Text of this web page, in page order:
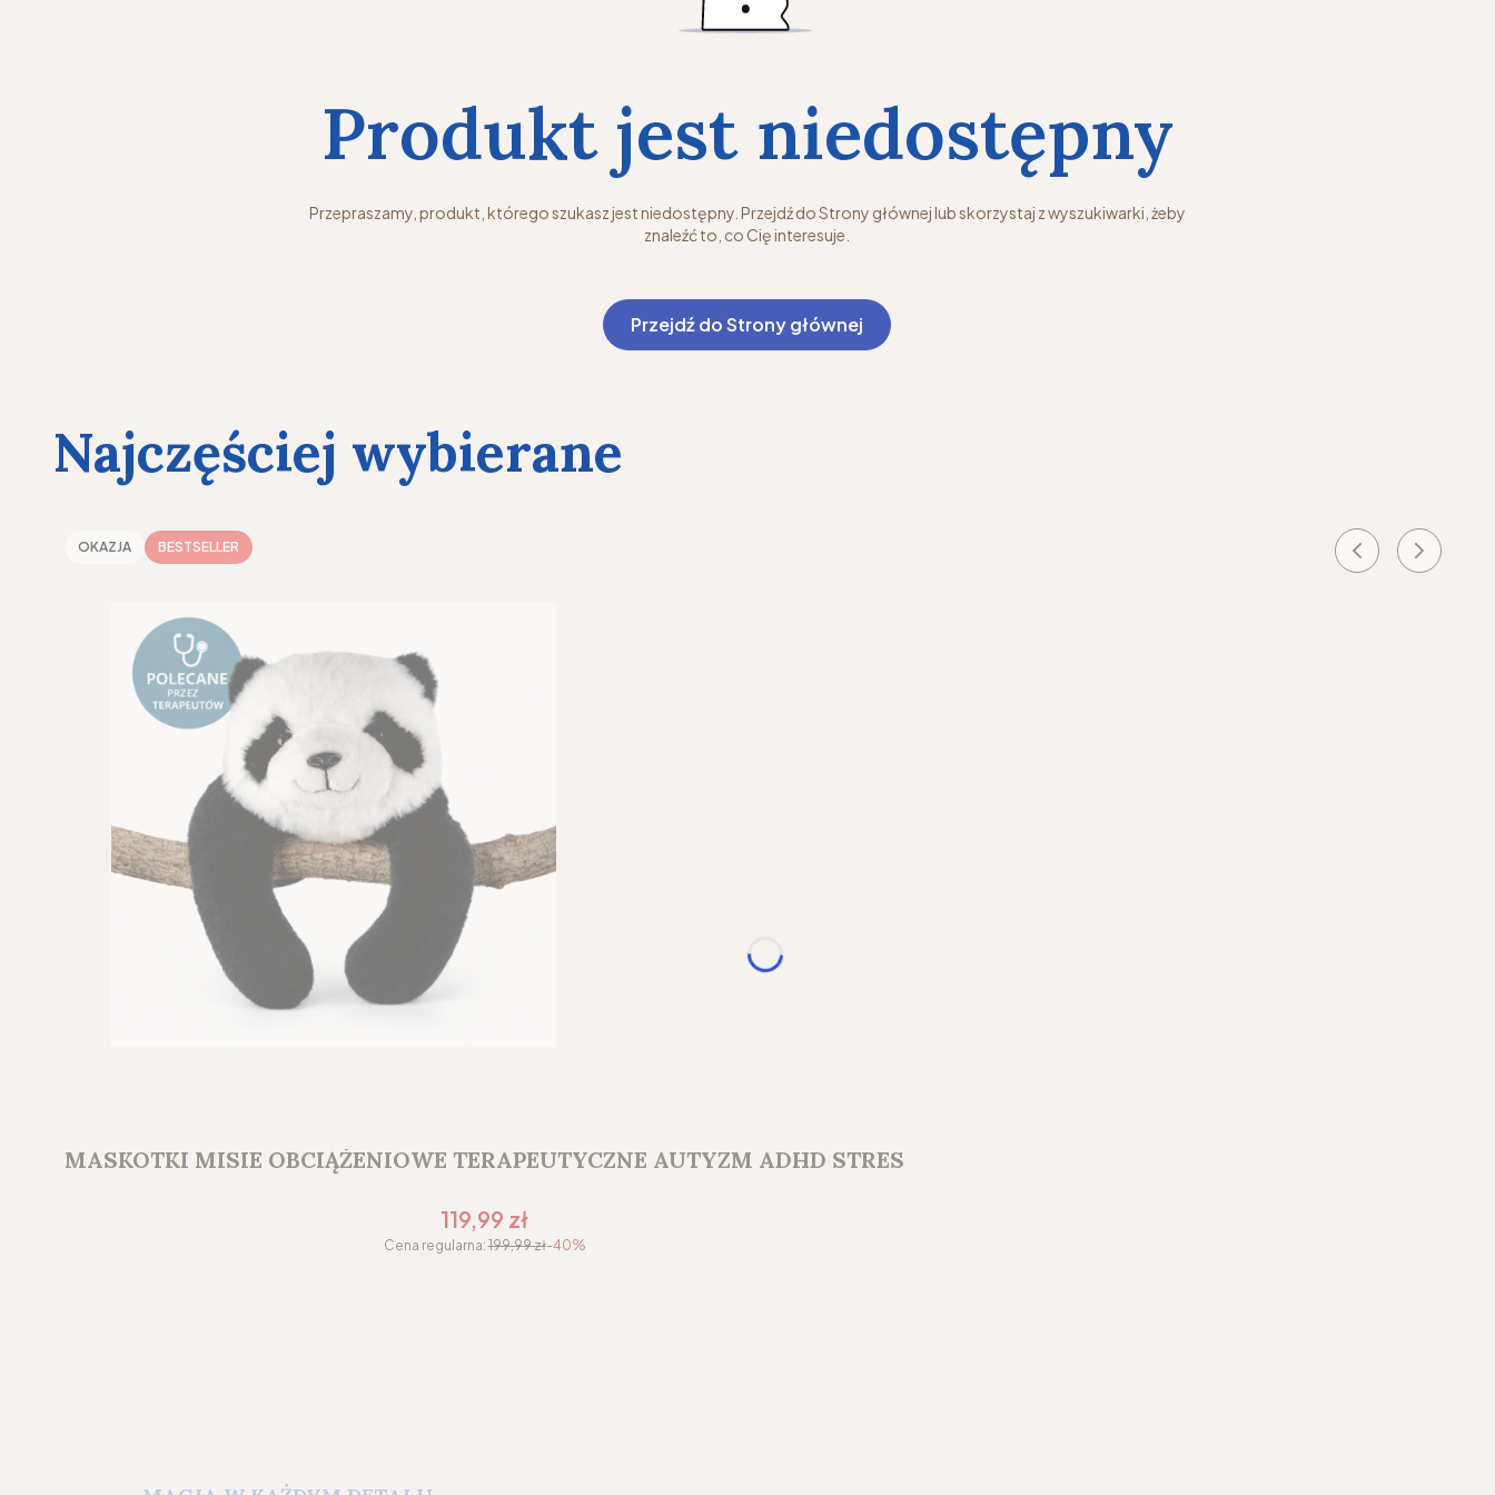
Produkt jest niedostępny
Przepraszamy, produkt, którego szukasz jest niedostępny. Przejdź do Strony głównej lub skorzystaj z wyszukiwarki, żeby
znaleźć to, co Cię interesuje.
Przejdź do Strony głównej
Najczęściej wybierane
OKAZJA BESTSELLER
MASKOTKI MISIE OBCIĄŻENIOWE TERAPEUTYCZNE AUTYZM ADHD STRES
Cena promocyjna
119,99 zł
Cena regularna:199,99 zł-40%